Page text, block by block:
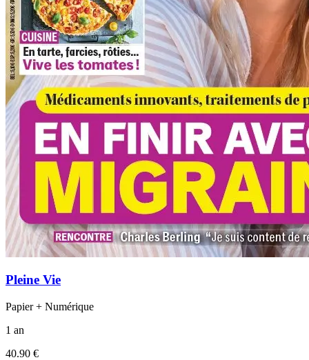
Pleine Vie
Papier + Numérique
1 an
40.90 €